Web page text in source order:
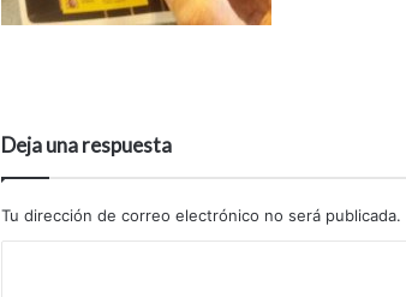
Deja una respuesta
Tu dirección de correo electrónico no será publicada.